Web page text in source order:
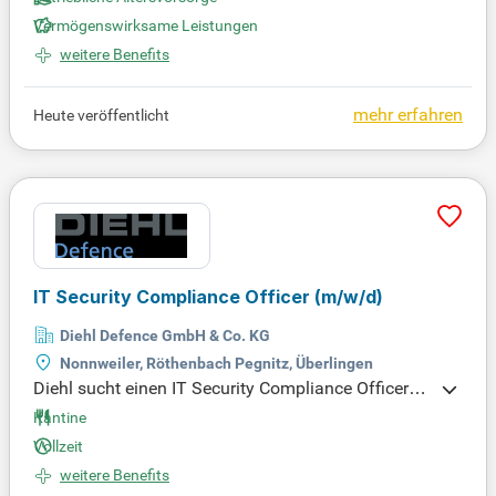
nd entdecke spannende Herausforderungen. Bewir
b dich jetzt für weitere Informationen zur Stelle!
Vermögenswirksame Leistungen
weitere Benefits
mehr erfahren
Heute veröffentlicht
IT Security Compliance Officer (m/w/d)
Diehl Defence GmbH & Co. KG
Nonnweiler, Röthenbach Pegnitz, Überlingen
Diehl sucht einen IT Security Compliance Officer
(m/w/d), der die digitale Transformation aktiv mitg
estaltet. Bei uns stehen Nachhaltigkeit und Frieden
ssicherung im Mittelpunkt – unterstützt von über 1
6.000 engagierten Mitarbeiterinnen und Mitarbeiter
Kantine
Vollzeit
weitere Benefits